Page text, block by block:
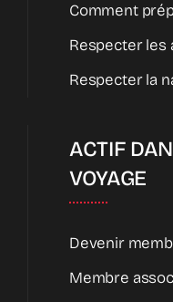
Comment
Respecter les
Respecter la
ACTIF
VOYAGE
Devenir
Membre